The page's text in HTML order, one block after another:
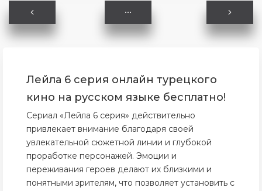
Лейла 6 серия онлайн турецкого
кино на русском языке бесплатно!
Сериал «Лейла 6 серия» действительно
привлекает внимание благодаря своей
увлекательной сюжетной линии и глубокой
проработке персонажей. Эмоции и
переживания героев делают их близкими и
понятными зрителям, что позволяет установить с